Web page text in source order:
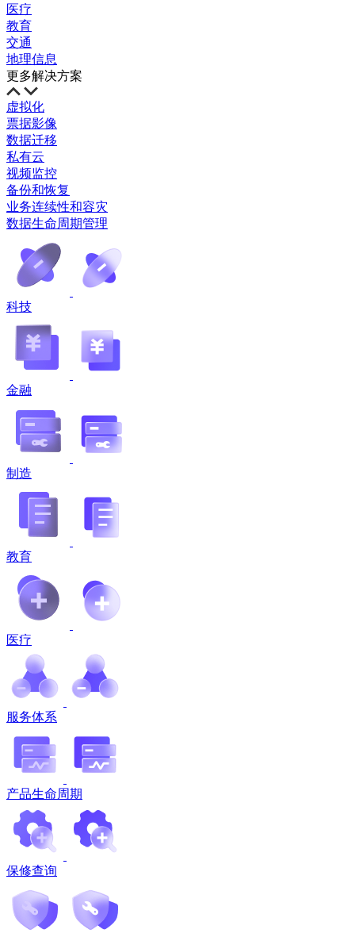
医疗
教育
交通
地理信息
更多解决方案
虚拟化
票据影像
数据迁移
私有云
视频监控
备份和恢复
业务连续性和容灾
数据生命周期管理
科技
金融
制造
教育
医疗
服务体系
产品生命周期
保修查询